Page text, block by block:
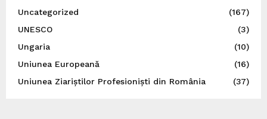
Uncategorized
(167)
UNESCO
(3)
Ungaria
(10)
Uniunea Europeană
(16)
Uniunea Ziariștilor Profesioniști din România
(37)